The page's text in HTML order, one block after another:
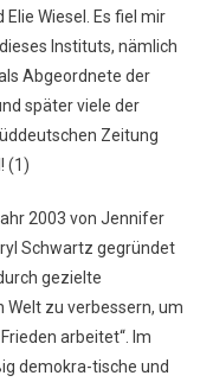
Elie Wiesel. Es fiel mir
Instituts, nämlich
Abgeordnete der
später viele der
Zeitung
(1)
2003 von Jennifer
Schwartz gegründet
gezielte
Welt zu verbessern, um
arbeitet“. Im
demokra-tische und